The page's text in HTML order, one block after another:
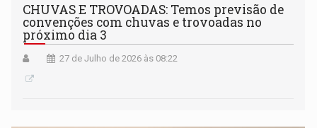
CHUVAS E TROVOADAS: Temos previsão de
convenções com chuvas e trovoadas no
próximo dia 3
27 de Julho de 2026 às 08:22